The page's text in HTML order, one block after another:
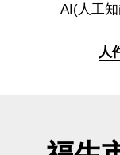
AI(人工
人